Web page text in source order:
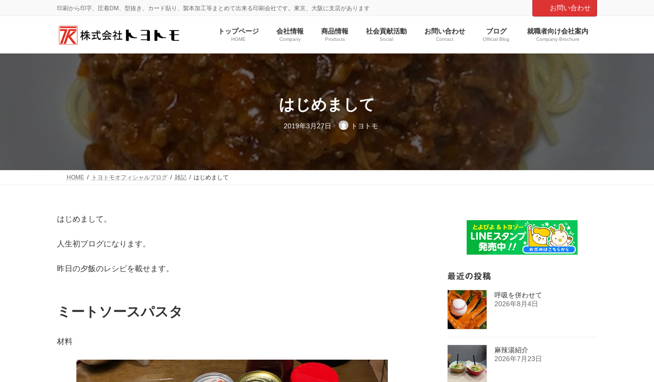
へ
ョ
印刷から印字、圧着DM、型抜き、カード貼り、製本加工等まとめて出来る印刷会社です。東京、大阪に支店があります お問い合わせ
トップページ
HOME
会社情報
Company
商品情報
Products
社会貢献活動
Social
お問い合わせ
Contact
ブログ
Official Blog
就職者向け会社案内
Company Brochure
はじめまして
2019年3月27日 トヨトモ
HOME トヨトモオフィシャルブログ 雑記 はじめまして
はじめまして。
人生初ブログになります。
昨日の夕飯のレシピを載せます。
ミートソースパスタ
材料
最近の投稿
呼吸を併わせて
2026年8月4日
麻辣湯紹介
2026年7月23日